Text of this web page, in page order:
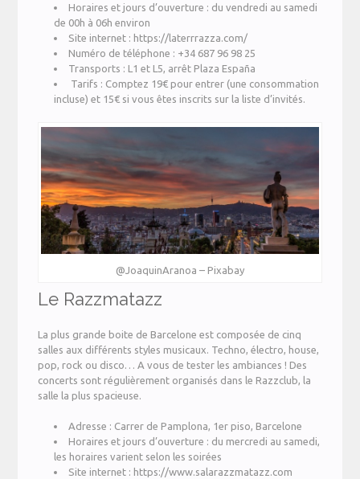
Horaires et jours d’ouverture : du vendredi au samedi
de 00h à 06h environ
Site internet : https://laterrrazza.com/
Numéro de téléphone : +34 687 96 98 25
Transports : L1 et L5, arrêt Plaza España
Tarifs : Comptez 19€ pour entrer (une consommation
incluse) et 15€ si vous êtes inscrits sur la liste d’invités.
@JoaquinAranoa – Pixabay
Le Razzmatazz
La plus grande boite de Barcelone est composée de cinq
salles aux différents styles musicaux. Techno, électro, house,
pop, rock ou disco… A vous de tester les ambiances ! Des
concerts sont régulièrement organisés dans le Razzclub, la
salle la plus spacieuse.
Adresse : Carrer de Pamplona, 1er piso, Barcelone
Horaires et jours d’ouverture : du mercredi au samedi,
les horaires varient selon les soirées
Site internet : https://www.salarazzmatazz.com